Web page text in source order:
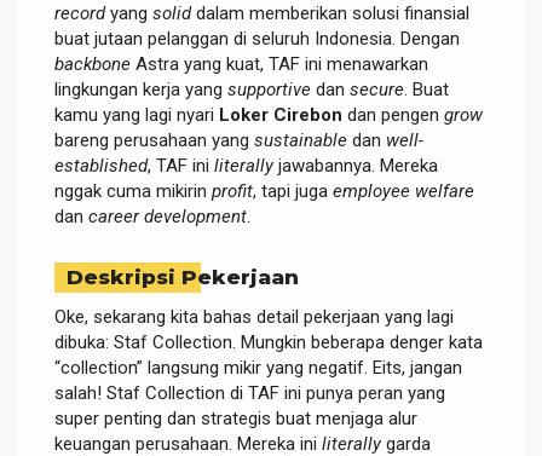
recordyang soliddalam memberikan solusi finansial
buat jutaan pelanggan di seluruh Indonesia. Dengan
backbone Astra yang kuat, TAF ini menawarkan
lingkungan kerja yang supportive dan secure . Buat
kamu yang lagi nyari Loker Cirebon dan pengen grow
bareng perusahaan yang sustainable dan well-
established, TAF ini literallyjawabannya. Mereka
nggak cuma mikirin profit, tapi juga employee welfare
dan career development
Deskripsi Pekerjaan
Oke, sekarang kita bahas detail pekerjaan yang lagi
dibuka: Staf Collection. Mungkin beberapa denger kata
“collection” langsung mikir yang negatif. Eits, jangan
salah! Staf Collection di TAF ini punya peran yang
super penting dan strategis buat menjaga alur
keuangan perusahaan. Mereka ini literallygarda